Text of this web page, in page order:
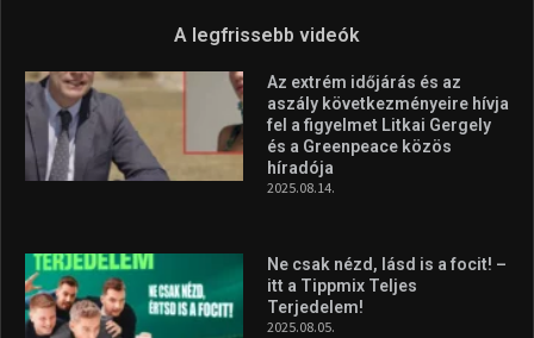
A legfrissebb videók
Az extrém időjárás és az
aszály következményeire hívja
fel a figyelmet Litkai Gergely
és a Greenpeace közös
híradója
2025.08.14.
Ne csak nézd, lásd is a focit! –
itt a Tippmix Teljes
Terjedelem!
2025.08.05.